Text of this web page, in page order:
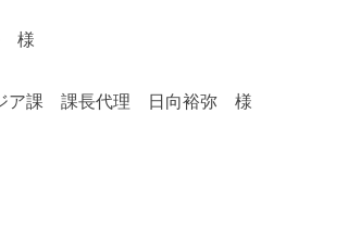
様
ジア課 課長代理 日向裕弥 様